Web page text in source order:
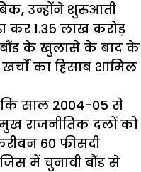
उन्होंने शुरुआती
कर 1.35 लाख करोड़
बौंड के खुलासे के बाद के
का हिसाब शामिल
साल 2004-05 से
राजनीतिक दलों को
60 फीसदी
जिस में चुनावी बौंड से